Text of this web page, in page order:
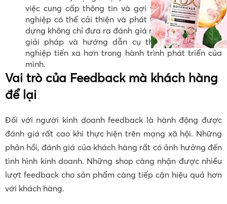
việc cung cấp thông tin và gợi ý cụ thể để doanh
nghiệp có thể cải thiện và phát triển. Phản hồi xây
dựng không chỉ đưa ra đánh giá mà còn đề xuất các
giải pháp và hướng dẫn cụ thể để giúp doanh
nghiệp tiến xa hơn trong hành trình phát triển của
mình.
Vai trò của Feedback mà khách hàng
để lại
Đối với người kinh doanh feedback là hành động được
đánh giá rất cao khi thực hiện trên mạng xã hội. Những
phản hồi, đánh giá của khách hàng rất có ảnh hưởng đến
tình hình kinh doanh. Những shop càng nhận được nhiều
lượt feedback cho sản phẩm càng tiếp cận hiệu quả hơn
với khách hàng.